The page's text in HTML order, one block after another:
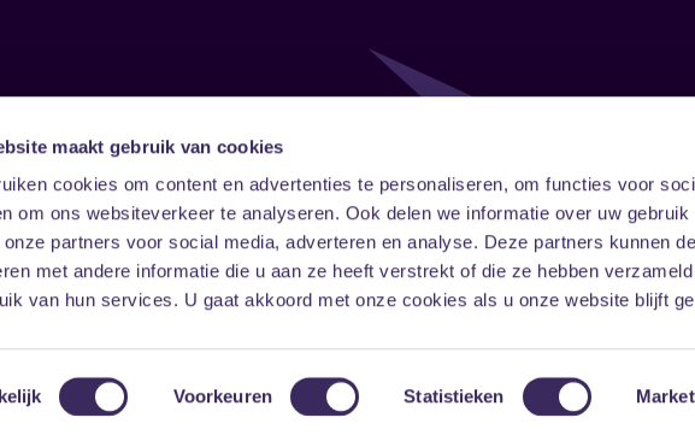
maakt gebruik van cookies
cookies om content en advertenties te personaliseren, om functies voor
om ons websiteverkeer te analyseren. Ook delen we informatie over uw gebruik
partners voor social media, adverteren en analyse. Deze partners kunnen
met andere informatie die u aan ze heeft verstrekt of die ze hebben
van hun services. U gaat akkoord met onze cookies als u onze website blijft
Voorkeuren Statistieken
Follow
FacebookInstagramLinkedIn
Onze